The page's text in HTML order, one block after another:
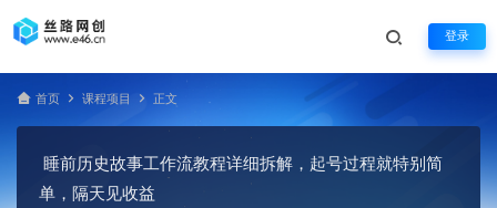
登录
首页 课程项目 正文
睡前历史故事工作流教程详细拆解，起号过程就特别简
单，隔天见收益